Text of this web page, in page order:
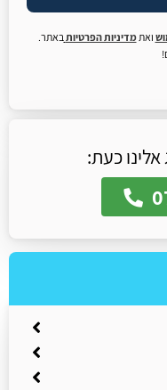
ואתמדיניות הפרטיותבאתר.
כעת: